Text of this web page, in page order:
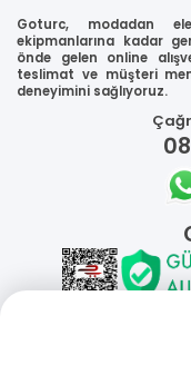
Goturc, modadan
ekipmanlarına kadar
önde gelen online
teslimat ve müşteri
deneyimini sağlıyoruz.